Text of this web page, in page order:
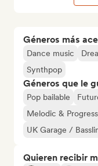
Géneros más
Dance music
Synthpop
Géneros que le
Pop bailable
Melodic &
UK Garage /
Quieren recibir